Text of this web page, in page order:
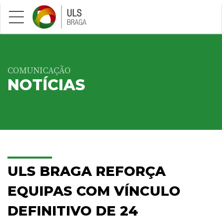
Saltar para conteúdo principal
COMUNICAÇÃO
NOTÍCIAS
ULS BRAGA REFORÇA
EQUIPAS COM VÍNCULO
DEFINITIVO DE 24